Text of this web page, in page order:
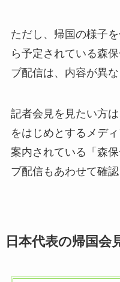
ただし、帰国の様子
ら予定されている森
ブ配信は、内容が異
記者会見を見たい方
をはじめとするメデ
案内されている「森
ブ配信もあわせて確
日本代表の帰国会